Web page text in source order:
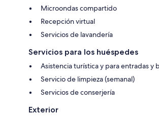
Microondas compartido
Recepción virtual
Servicios de lavandería
Servicios para los huéspedes
Asistencia turística y para entradas y
Servicio de limpieza (semanal)
Servicios de conserjería
Exterior